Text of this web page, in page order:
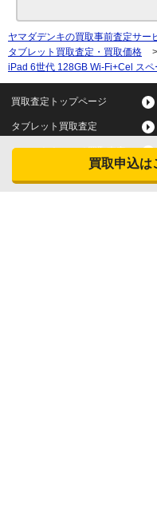
買取申込は
ヤマダデンキの買取事前査定サー
タブレット買取査定・買取価格
>
iPad 6世代 128GB Wi-Fi+Cel ス
買取査定トップページ
タブレット買取査定
スマートウォッチ買取査定